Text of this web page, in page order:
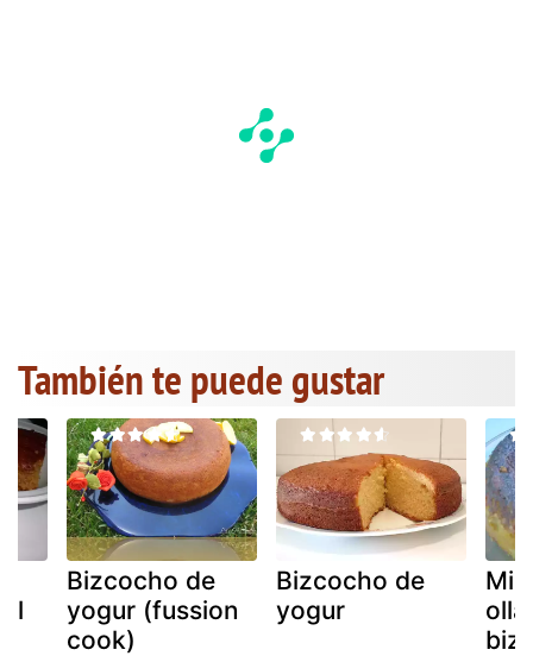
También te puede gustar
Bizcocho de
yogur (fussion
cook)
Bizcocho de
yogur